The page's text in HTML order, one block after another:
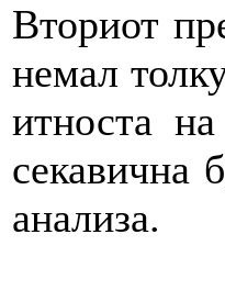
Вториот
немал
итноста
секавична
анализа.